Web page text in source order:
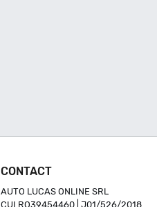
CONTACT
AUTO LUCAS ONLINE SRL
CUI RO39454460 | J01/526/2018